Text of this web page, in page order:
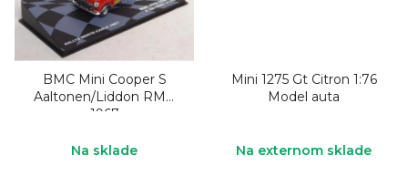
BMC Mini Cooper S
Aaltonen/Liddon RMC
1967
Na sklade
Mini 1275 Gt Citron 1:76
Model auta
Na externom sklade